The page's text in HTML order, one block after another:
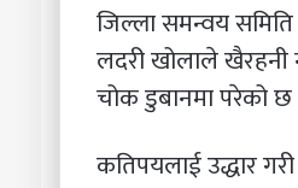
जिल्ला समन्वय
लदरी खोलाले खैरहनी
चोक डुबानमा परेको छ
कतिपयलाई उद्धार